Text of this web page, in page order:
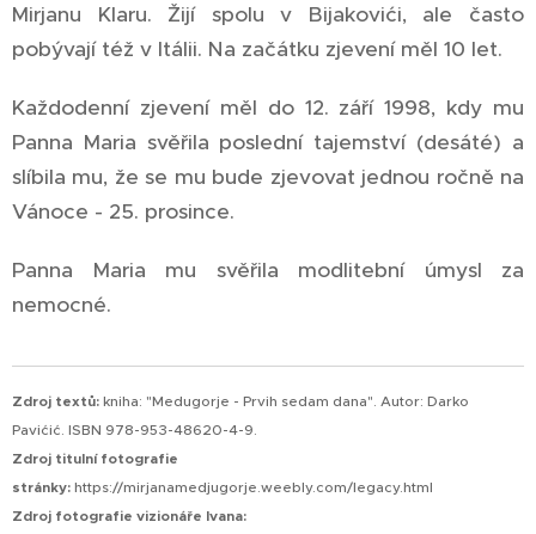
Mirjanu Klaru. Žijí spolu v Bijakovići, ale často
pobývají též v Itálii. Na začátku zjevení měl 10 let.
Každodenní zjevení měl do 12. září 1998, kdy mu
Panna Maria svěřila poslední tajemství (desáté) a
slíbila mu, že se mu bude zjevovat jednou ročně na
Vánoce - 25. prosince.
Panna Maria mu svěřila modlitební úmysl za
nemocné.
Zdroj textů: kniha: "Medugorje - Prvih sedam dana". Autor: Darko
Pavićić. ISBN 978-953-48620-4-9.
Zdroj titulní fotografie
stránky: https://mirjanamedjugorje.weebly.com/legacy.html
Zdroj fotografie vizionáře Ivana: